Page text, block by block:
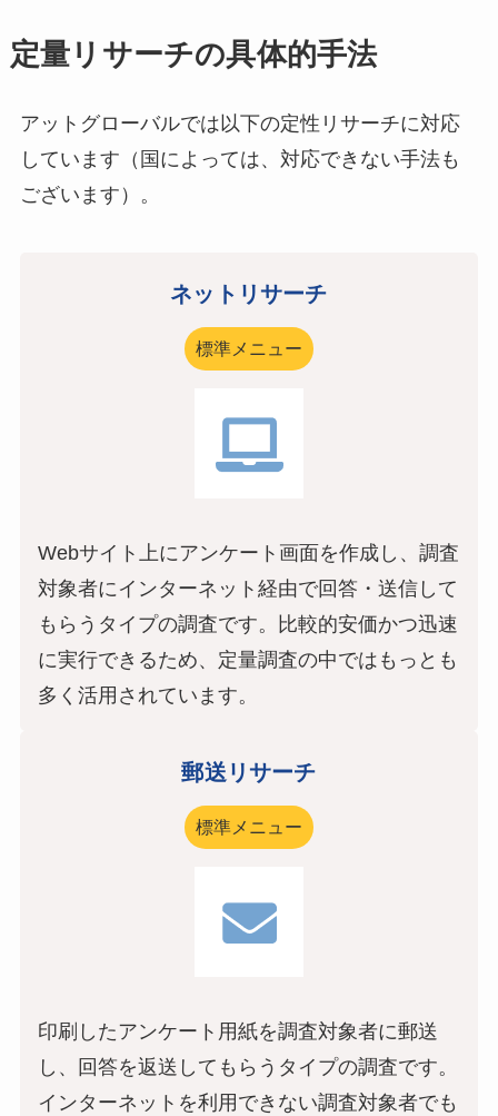
定量リサーチの具体的手法
アットグローバルでは以下の定性リサーチに対応
しています（国によっては、対応できない手法も
ございます）。
ネットリサーチ
標準メニュー
Webサイト上にアンケート画面を作成し、調査
対象者にインターネット経由で回答・送信して
もらうタイプの調査です。比較的安価かつ迅速
に実行できるため、定量調査の中ではもっとも
多く活用されています。
郵送リサーチ
標準メニュー
印刷したアンケート用紙を調査対象者に郵送
し、回答を返送してもらうタイプの調査です。
インターネットを利用できない調査対象者でも